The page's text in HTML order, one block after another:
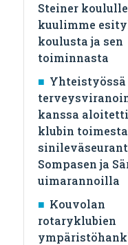
Steiner
kuulimme
koulusta ja sen
toiminnasta
kanssa
klubin toimesta
Sompasen ja
uimarannoilla
Kouvolan
rotaryklubien